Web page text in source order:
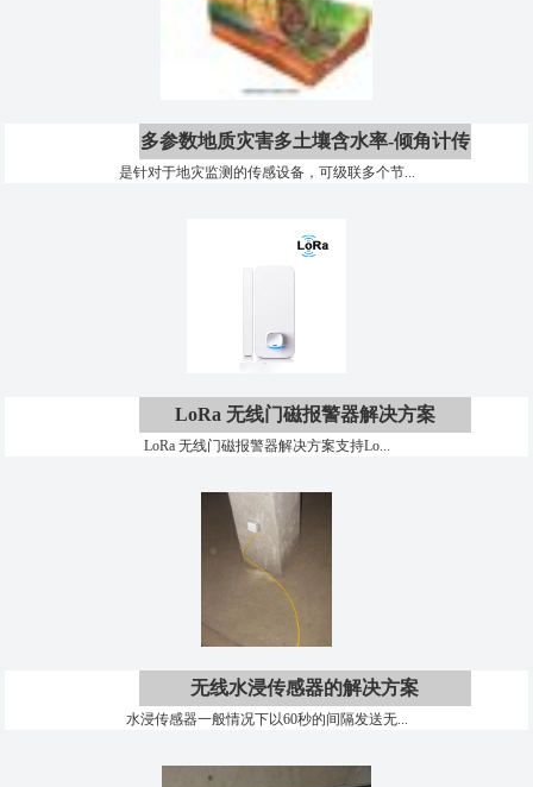
多参数地质灾害多土壤含水率-倾角计传
感器
是针对于地灾监测的传感设备，可级联多个节...
LoRa 无线门磁报警器解决方案
LoRa 无线门磁报警器解决方案支持Lo...
无线水浸传感器的解决方案
水浸传感器一般情况下以60秒的间隔发送无...